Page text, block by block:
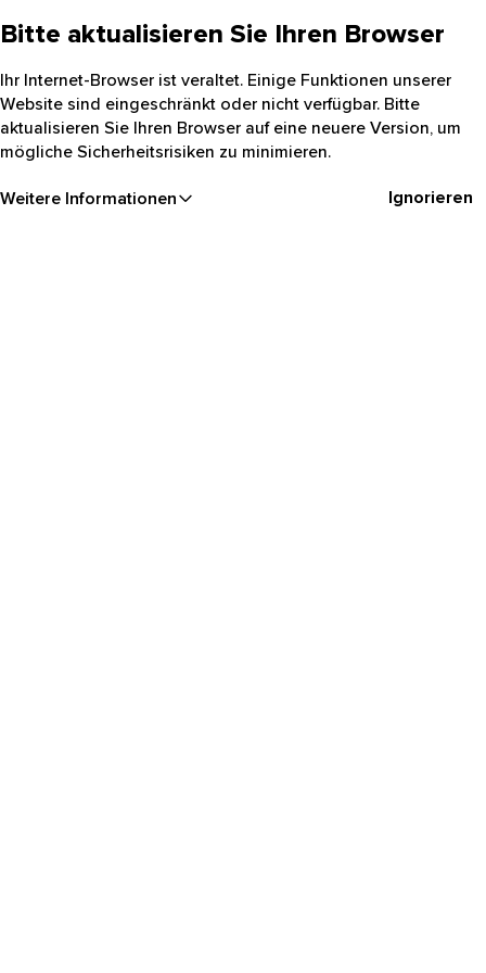
Bitte aktualisieren Sie Ihren Browser
Ihr Internet-Browser ist veraltet. Einige Funktionen unserer
Website sind eingeschränkt oder nicht verfügbar. Bitte
aktualisieren Sie Ihren Browser auf eine neuere Version, um
mögliche Sicherheitsrisiken zu minimieren.
Weitere Informationen Ignorieren